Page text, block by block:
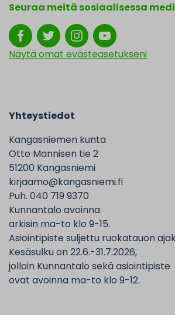
Seuraa meitä sosiaalisessa
Näytä omat evästeasetukseni
Yhteystiedot
Kangasniemen kunta
Otto Mannisen tie 2
51200 Kangasniemi
kirjaamo@kangasniemi.fi
Puh. 040 719 9370
Kunnantalo avoinna
arkisin ma-to klo 9-15.
Asiointipiste suljettu ruokatauon
Kesäsulku on 22.6.-31.7.2026,
jolloin Kunnantalo sekä asiointipiste
ovat avoinna ma-to klo 9-12.